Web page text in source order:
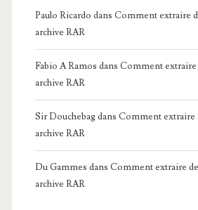
Paulo Ricardo dans Comment extraire
archive RAR
Fabio A Ramos dans Comment extraire
archive RAR
Sir Douchebagdans Comment extraire
archive RAR
Du Gammes dans Comment extraire
archive RAR